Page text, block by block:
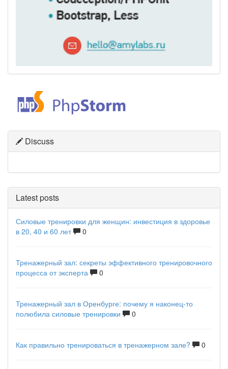
Discuss
Latest posts
Силовые тренировки для женщин: инвестиция в здоровье
в 20, 40 и 60 лет
0
Тренажерный зал: секреты эффективного тренировочного
процесса от эксперта
0
Тренажерный зал в Оренбурге: почему я наконец-то
полюбила силовые тренировки
0
Как правильно тренироваться в тренажерном зале? 0